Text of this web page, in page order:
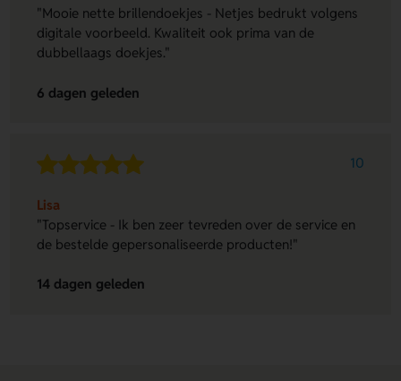
"Mooie nette brillendoekjes - Netjes bedrukt volgens
digitale voorbeeld. Kwaliteit ook prima van de
dubbellaags doekjes."
6 dagen geleden
10
Lisa
"Topservice - Ik ben zeer tevreden over de service en
de bestelde gepersonaliseerde producten!"
14 dagen geleden